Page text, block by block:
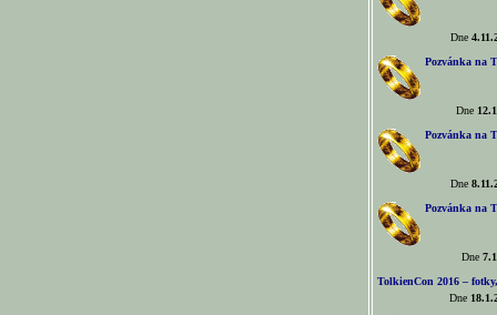
Dne
Pozvánka na
Dne
Pozvánka na
Dne
Pozvánka na
Dne
TolkienCon 2016 –
Dne